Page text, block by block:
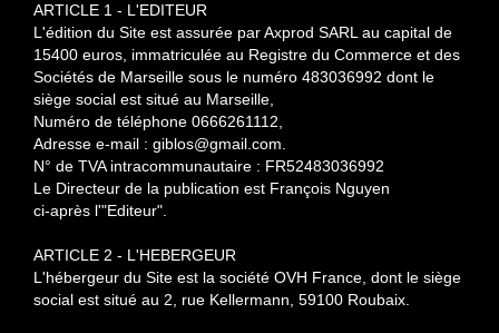
ARTICLE 1 - L'EDITEUR
L'édition du Site est assurée par Axprod SARL au capital de
15400 euros, immatriculée au Registre du Commerce et des
Sociétés de Marseille sous le numéro 483036992 dont le
siège social est situé au Marseille,
Numéro de téléphone 0666261112,
Adresse e-mail : giblos@gmail.com.
N° de TVA intracommunautaire : FR52483036992
Le Directeur de la publication est François Nguyen
ci-après l'"Editeur".
ARTICLE 2 - L'HEBERGEUR
L'hébergeur du Site est la société OVH France, dont le siège
social est situé au 2, rue Kellermann, 59100 Roubaix.